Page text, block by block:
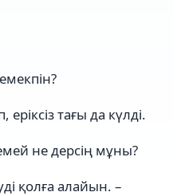
тағы да күлді.
не дерсің мұны?
қолға алайын. –